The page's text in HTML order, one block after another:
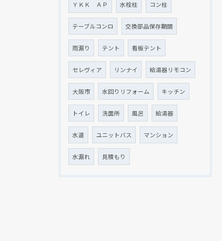
ＹＫＫ ＡＰ 水栓柱 コン柱
テーブルコンロ 交換部品保存期間
雨漏り テント 看板テント
セレヴィア リンナイ 給湯器リモコン
大阪市 水回りリフォーム キッチン
トイレ 洗面所 風呂 給湯器
水道 ユニットバス マンション
水漏れ 見積もり